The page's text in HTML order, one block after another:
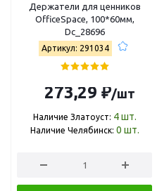
Держатели для ценников
OfficeSpace, 100*60мм,
Dc_28696
Артикул: 291034
273,29 ₽/шт
Наличие Златоуст: 4 шт.
Наличие Челябинск: 0 шт.